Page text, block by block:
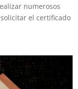
numerosos
el certificado